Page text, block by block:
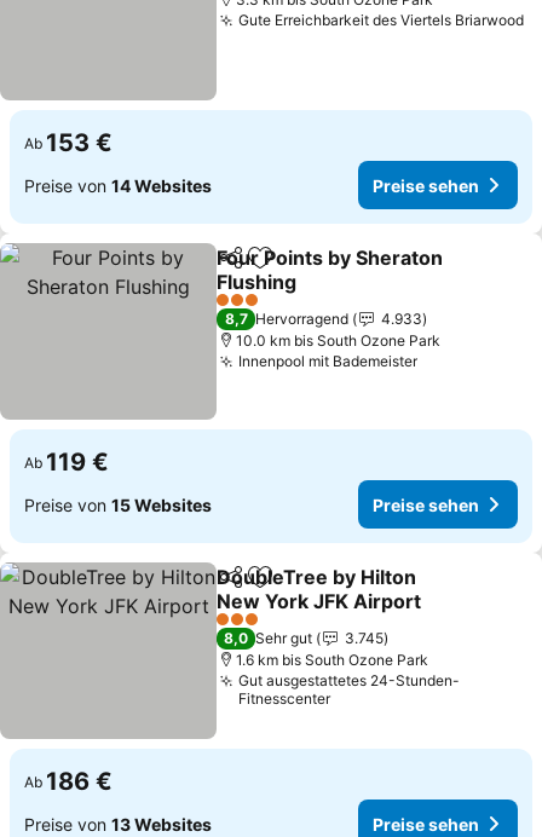
Gute Erreichbarkeit des Viertels Briarwood
Ab 153 €
Preise von 14 Websites Preise sehen
TeilenZu Favoriten hinzufügen
Four Points by Sheraton
Flushing
Preise sehen
3 Sterne
8,7 Hervorragend
4.933
10.0 km bis South Ozone Park
Innenpool mit BademeisterPreise sehen
Ab 119 €
Preise von 15 Websites Preise sehen
TeilenZu Favoriten hinzufügen
DoubleTree by Hilton
New York JFK Airport
Preise sehen
3 Sterne
8,0 Sehr gut
3.745
1.6 km bis South Ozone Park
Gut ausgestattetes 24-Stunden-
Fitnesscenter
Ab 186 €
Preise von 13 Websites Preise sehen